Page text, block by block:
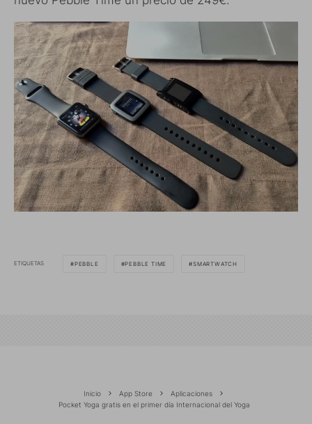
ETIQUETAS PEBBLE PEBBLE TIME SMARTWATCH
Inicio App Store
Aplicaciones
Pocket Yoga gratis en el primer día Internacional del Yoga